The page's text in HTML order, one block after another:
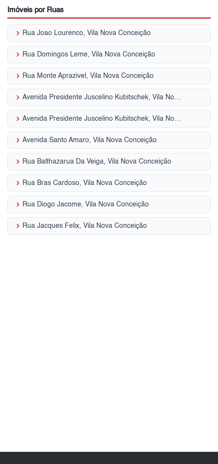
Imóveis por Ruas
keyboard_arrow_right Rua Joao Lourenco, Vila Nova Conceição
keyboard_arrow_right Rua Domingos Leme, Vila Nova Conceição
keyboard_arrow_right Rua Monte Aprazivel, Vila Nova Conceição
keyboard_arrow_right Avenida Presidente Juscelino Kubitschek, Vila Nova Conceição
keyboard_arrow_right Avenida Presidente Juscelino Kubitschek, Vila Nova Conceição
keyboard_arrow_right Avenida Santo Amaro, Vila Nova Conceição
keyboard_arrow_right Rua Balthazarua Da Veiga, Vila Nova Conceição
keyboard_arrow_right Rua Bras Cardoso, Vila Nova Conceição
keyboard_arrow_right Rua Diogo Jacome, Vila Nova Conceição
keyboard_arrow_right Rua Jacques Felix, Vila Nova Conceição